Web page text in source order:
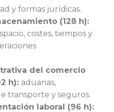
y formas jurídicas.
(128 h):
costes, tiempos y
del comercio
h): aduanas,
transporte y seguros.
laboral (96 h):